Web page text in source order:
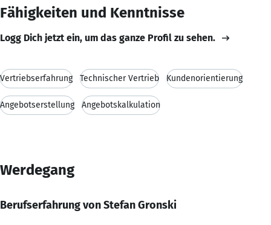
Fähigkeiten und Kenntnisse
Logg Dich jetzt ein, um das ganze Profil zu sehen.
Vertriebserfahrung Technischer Vertrieb Kundenorientierung
Angebotserstellung Angebotskalkulation
Werdegang
Berufserfahrung von Stefan Gronski